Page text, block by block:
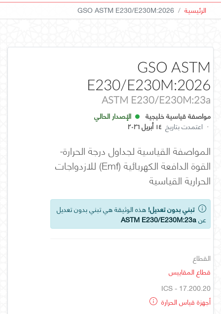
الرئيسية GSO ASTM E230/E230M:2026
GSO ASTM
E230/E230M:2026
ASTM E230/E230M:23a
مواصفة قياسية خليجية
الإصدار الحالي
· اعتمدت بتاريخ ١٤ أبريل ٢٠٢٦
المواصفة القياسية لجداول درجة الحرارة-
القوة الدافعة الكهربائية (emf) للازدواجات
الحرارية القياسية
تبني بدون تعديل! هذه الوثيقة هي تبني بدون تعديل
عنASTM E230/E230M:23a
القطاع
قطاع المقاييس
ICS - 17.200.20
أجهزة قياس الحرارة